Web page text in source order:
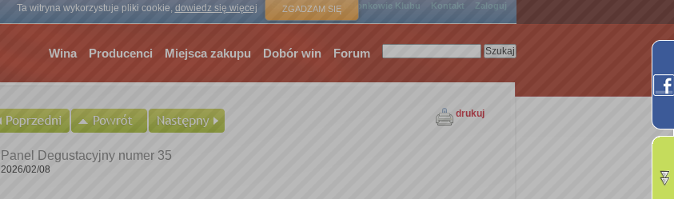
Ta witryna wykorzystuje pliki cookie, dowiedz się więcej ZGADZAM SIĘ
Strona główna Członkowie Klubu Kontakt Zaloguj
Wina Producenci Miejsca zakupu Dobór win Forum
drukuj
Panel Degustacyjny numer 35
2026/02/08